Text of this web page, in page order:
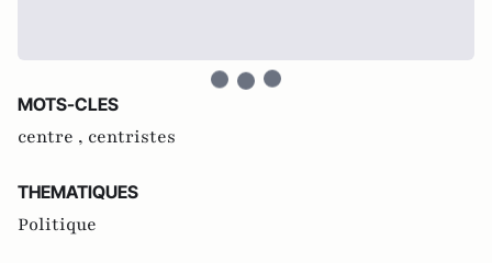
MOTS-CLES
centre , centristes
THEMATIQUES
Politique